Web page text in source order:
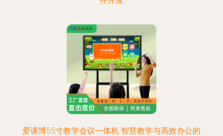
爱课博55寸教学会议一体机 智慧教学与高效办公的